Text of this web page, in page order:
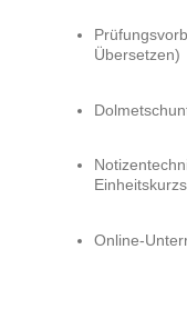
Übersetzen)
Online-